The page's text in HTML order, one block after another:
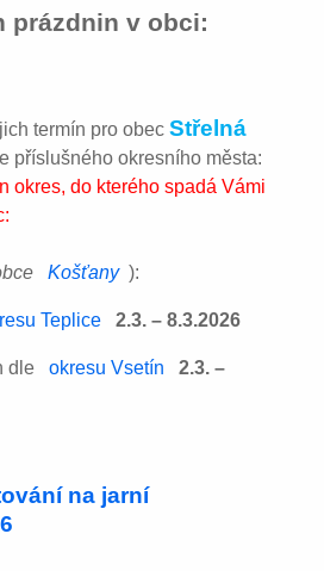
prázdnin v obci:
termín pro obecStřelná
příslušného okresního města:
okres, do kterého spadá Vámi
Košťany ):
Teplice 2.3. – 8.3.2026
dle okresu Vsetín
2.3. –
na jarní